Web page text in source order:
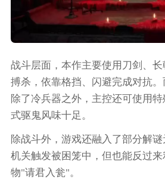
战斗层面，本作主要使用刀剑、
搏杀，依靠格挡、闪避完成对抗。
除了冷兵器之外，主控还可使用
式驱鬼风味十足。
除战斗外，游戏还融入了部分解
机关触发被困笼中，但也能反过
物"请君入瓮"。